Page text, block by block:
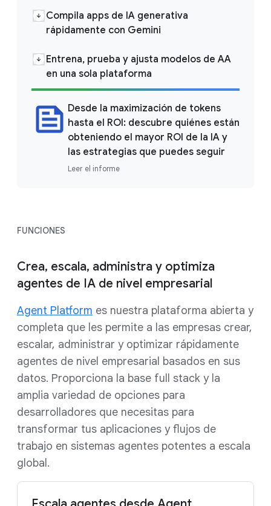
Compila apps de IA generativa
rápidamente con Gemini
Entrena, prueba y ajusta modelos de AA
en una sola plataforma
Desde la maximización de tokens
hasta el ROI: descubre quiénes están
obteniendo el mayor ROI de la IA y
las estrategias que puedes seguir
Leer el informe
FUNCIONES
Crea, escala, administra y optimiza
agentes de IA de nivel empresarial
Agent Platform es nuestra plataforma abierta y
completa que les permite a las empresas crear,
escalar, administrar y optimizar rápidamente
agentes de nivel empresarial basados en sus
datos. Proporciona la base full stack y la
amplia variedad de opciones para
desarrolladores que necesitas para
transformar tus aplicaciones y flujos de
trabajo en sistemas agentes potentes a escala
global.